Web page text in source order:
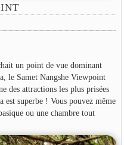
un point de vue dominant
le Samet Nangshe Viewpoint
des attractions les plus prisées
superbe ! Vous pouvez même
ou une chambre tout